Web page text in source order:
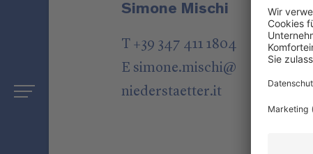
Simone Mischi
T +39 347 411 1804
E simone.mischi@
niederstaetter.it